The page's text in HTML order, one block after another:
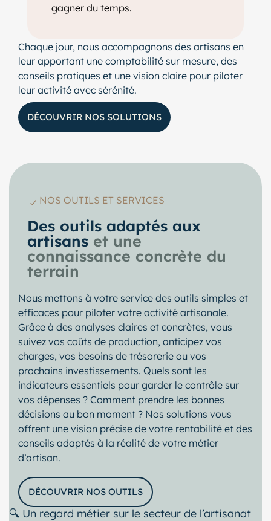
gagner du temps.
Chaque jour, nous accompagnons des artisans en
leur apportant une comptabilité sur mesure, des
conseils pratiques et une vision claire pour piloter
leur activité avec sérénité.
DÉCOUVRIR NOS SOLUTIONS
NOS OUTILS ET SERVICES
Des outils adaptés aux
artisans et une
connaissance concrète du
terrain
Nous mettons à votre service des outils simples et
efficaces pour piloter votre activité artisanale.
Grâce à des analyses claires et concrètes, vous
suivez vos coûts de production, anticipez vos
charges, vos besoins de trésorerie ou vos
prochains investissements. Quels sont les
indicateurs essentiels pour garder le contrôle sur
vos dépenses ? Comment prendre les bonnes
décisions au bon moment ? Nos solutions vous
offrent une vision précise de votre rentabilité et des
conseils adaptés à la réalité de votre métier
d’artisan.
DÉCOUVRIR NOS OUTILS
🔍 Un regard métier sur le secteur de l’artisanat